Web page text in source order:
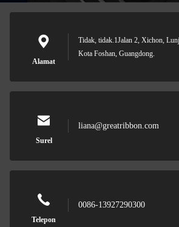
Alamat
Tidak, tidak.1Jalan 2, Xichon,
Kota Foshan, Guangdong.
Surel
liana@greatribbon.com
Telepon
0086-13927290300